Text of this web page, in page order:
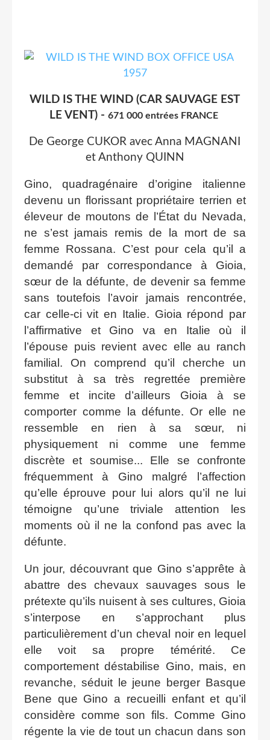
WILD IS THE WIND (CAR SAUVAGE EST
LE VENT) - 671 000 entrées FRANCE
De George CUKOR avec Anna MAGNANI
et Anthony QUINN
Gino, quadragénaire d’origine italienne
devenu un florissant propriétaire terrien et
éleveur de moutons de l’État du Nevada,
ne s’est jamais remis de la mort de sa
femme Rossana. C’est pour cela qu’il a
demandé par correspondance à Gioia,
sœur de la défunte, de devenir sa femme
sans toutefois l’avoir jamais rencontrée,
car celle-ci vit en Italie. Gioia répond par
l’affirmative et Gino va en Italie où il
l’épouse puis revient avec elle au ranch
familial. On comprend qu’il cherche un
substitut à sa très regrettée première
femme et incite d’ailleurs Gioia à se
comporter comme la défunte. Or elle ne
ressemble en rien à sa sœur, ni
physiquement ni comme une femme
discrète et soumise... Elle se confronte
fréquemment à Gino malgré l’affection
qu’elle éprouve pour lui alors qu’il ne lui
témoigne qu’une triviale attention les
moments où il ne la confond pas avec la
défunte.
Un jour, découvrant que Gino s’apprête à
abattre des chevaux sauvages sous le
prétexte qu’ils nuisent à ses cultures, Gioia
s’interpose en s’approchant plus
particulièrement d’un cheval noir en lequel
elle voit sa propre témérité. Ce
comportement déstabilise Gino, mais, en
revanche, séduit le jeune berger Basque
Bene que Gino a recueilli enfant et qu’il
considère comme son fils. Comme Gino
régente la vie de tout un chacun dans son